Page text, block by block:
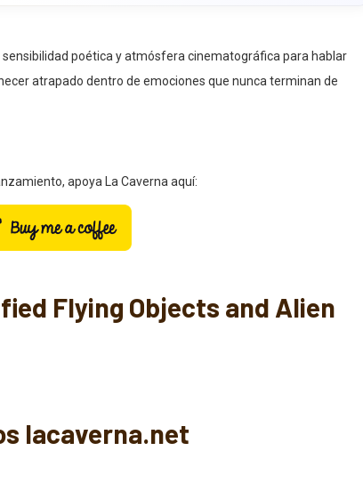
poética y atmósfera cinematográfica para hablar
atrapado dentro de emociones que nunca terminan de
apoya La Caverna aquí:
Flying Objects and Alien
lacaverna.net